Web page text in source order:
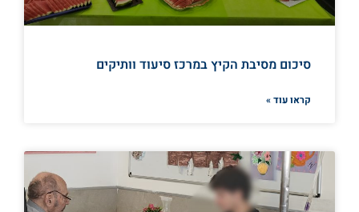
סיכום מסיבת הקיץ במרכז סיעוד וותיקים
קראו עוד »